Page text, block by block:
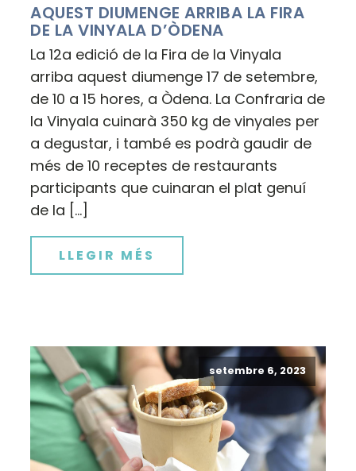
AQUEST DIUMENGE ARRIBA LA FIRA
DE LA VINYALA D’ÒDENA
La 12a edició de la Fira de la Vinyala
arriba aquest diumenge 17 de setembre,
de 10 a 15 hores, a Òdena. La Confraria de
la Vinyala cuinarà 350 kg de vinyales per
a degustar, i també es podrà gaudir de
més de 10 receptes de restaurants
participants que cuinaran el plat genuí
de la […]
LLEGIR MÉS
setembre 6, 2023